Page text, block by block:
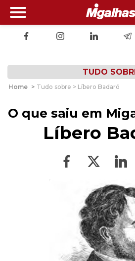
TUDO
Home > Tudo sobre > Líbero Badaró
O que saiu em
Líbero